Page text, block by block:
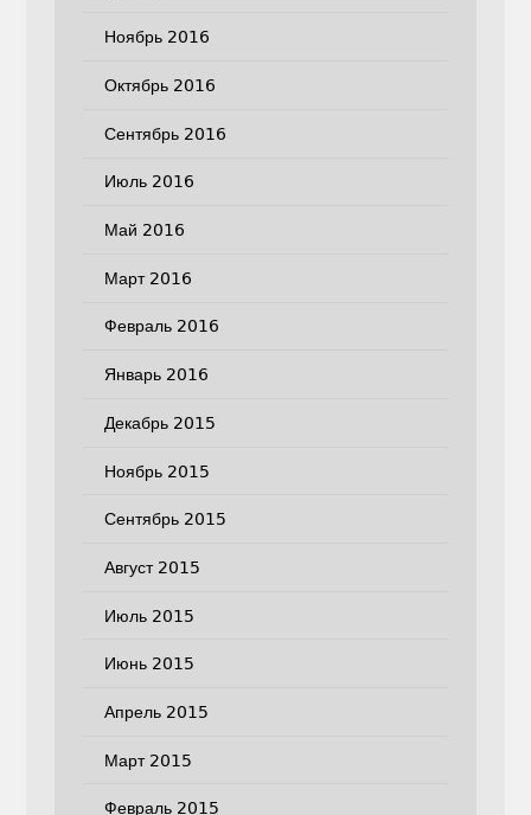
Ноябрь 2016
Октябрь 2016
Сентябрь 2016
Июль 2016
Май 2016
Март 2016
Февраль 2016
Январь 2016
Декабрь 2015
Ноябрь 2015
Сентябрь 2015
Август 2015
Июль 2015
Июнь 2015
Апрель 2015
Март 2015
Февраль 2015